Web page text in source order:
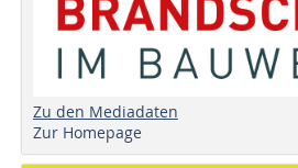
Zu den Mediadaten
Zur Homepage